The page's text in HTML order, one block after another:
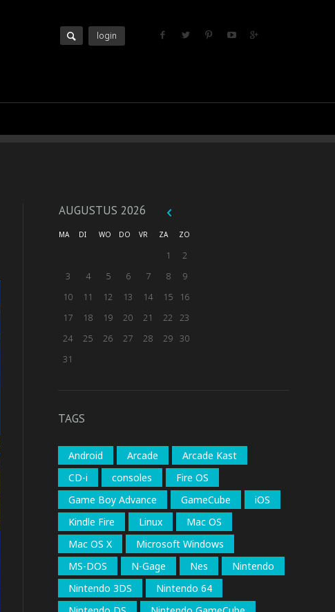
login
AUGUSTUS 2026
MA DI WO DO VR ZA ZO
1
2
3
4 5 6 7 8
9
10
11 12 13 14 15
16
17
18 19 20 21 22
23
24
25 26 27 28 29 30
31
TAGS
Android Arcade
Arcade Kast
CD-i
consoles
Fire OS
Game Boy Advance
GameCube
iOS
Kindle Fire
Linux
Mac OS
Mac OS X
Microsoft Windows
MS-DOS
N-Gage Nes
Nintendo
Nintendo 3DS
Nintendo 64